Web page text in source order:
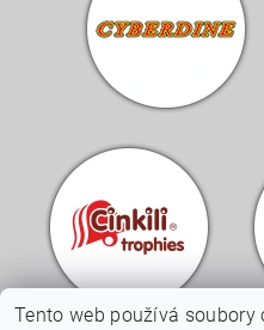
Tento web používá